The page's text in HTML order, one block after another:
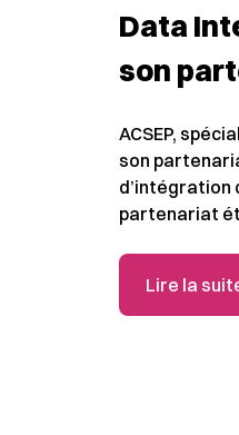
Data
son
ACSEP,
son
d’intégration
partenariat
Lire la